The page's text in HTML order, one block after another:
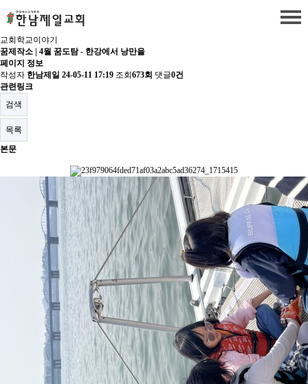
교회학교이야기
꿈제작소 | 4월 꿈도탐 - 한강에서 낭만을
페이지 정보
작성자 한남제일 24-05-11 17:19 조회 673회 댓글0건
관련링크
검색
목록
본문